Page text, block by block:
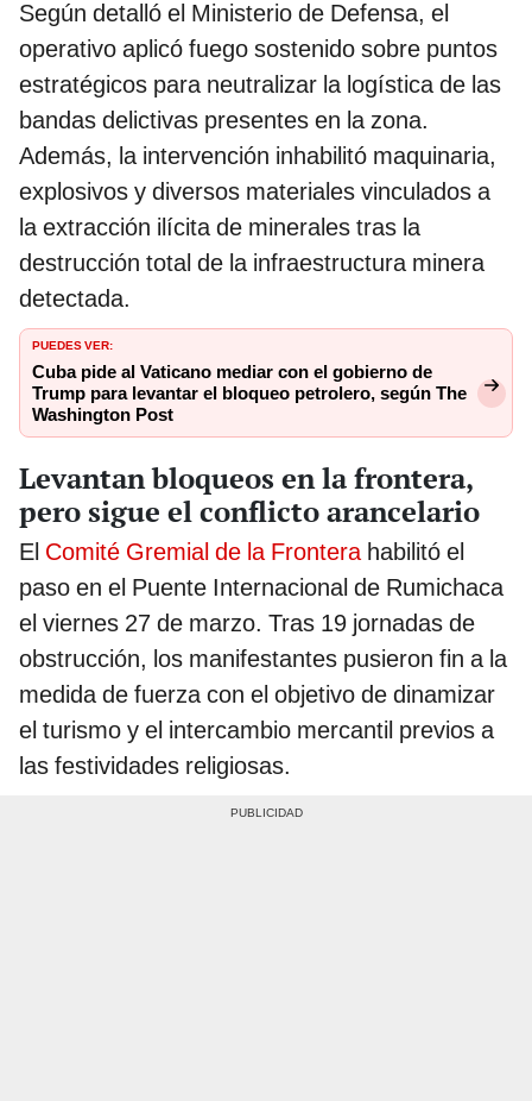
Según detalló el Ministerio de Defensa, el
operativo aplicó fuego sostenido sobre puntos
estratégicos para neutralizar la logística de las
bandas delictivas presentes en la zona.
Además, la intervención inhabilitó maquinaria,
explosivos y diversos materiales vinculados a
la extracción ilícita de minerales tras la
destrucción total de la infraestructura minera
detectada.
PUEDES VER:
Cuba pide al Vaticano mediar con el gobierno de
Trump para levantar el bloqueo petrolero, según The
Washington Post
Levantan bloqueos en la frontera,
pero sigue el conflicto arancelario
El Comité Gremial de la Fronterahabilitó el
paso en el Puente Internacional de Rumichaca
el viernes 27 de marzo. Tras 19 jornadas de
obstrucción, los manifestantes pusieron fin a la
medida de fuerza con el objetivo de dinamizar
el turismo y el intercambio mercantil previos a
las festividades religiosas.